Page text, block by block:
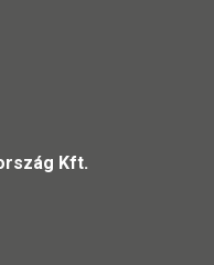
Kft.